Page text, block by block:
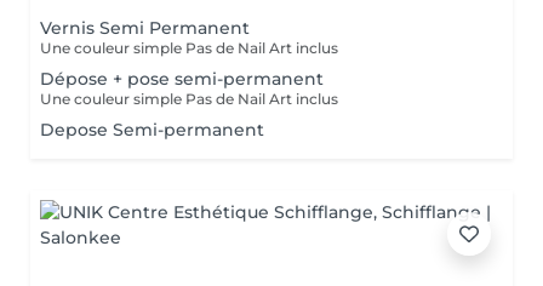
Vernis Semi Permanent
Une couleur simple Pas de Nail Art inclus
Dépose + pose semi-permanent
Une couleur simple Pas de Nail Art inclus
Depose Semi-permanent